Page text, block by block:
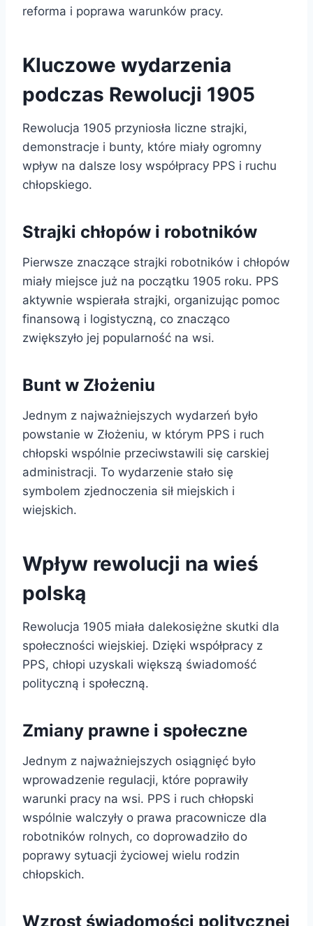
reforma i poprawa warunków pracy.
Kluczowe wydarzenia
podczas Rewolucji 1905
Rewolucja 1905 przyniosła liczne strajki,
demonstracje i bunty, które miały ogromny
wpływ na dalsze losy współpracy PPS i ruchu
chłopskiego.
Strajki chłopów i robotników
Pierwsze znaczące strajki robotników i chłopów
miały miejsce już na początku 1905 roku. PPS
aktywnie wspierała strajki, organizując pomoc
finansową i logistyczną, co znacząco
zwiększyło jej popularność na wsi.
Bunt w Złożeniu
Jednym z najważniejszych wydarzeń było
powstanie w Złożeniu, w którym PPS i ruch
chłopski wspólnie przeciwstawili się carskiej
administracji. To wydarzenie stało się
symbolem zjednoczenia sił miejskich i
wiejskich.
Wpływ rewolucji na wieś
polską
Rewolucja 1905 miała dalekosiężne skutki dla
społeczności wiejskiej. Dzięki współpracy z
PPS, chłopi uzyskali większą świadomość
polityczną i społeczną.
Zmiany prawne i społeczne
Jednym z najważniejszych osiągnięć było
wprowadzenie regulacji, które poprawiły
warunki pracy na wsi. PPS i ruch chłopski
wspólnie walczyły o prawa pracownicze dla
robotników rolnych, co doprowadziło do
poprawy sytuacji życiowej wielu rodzin
chłopskich.
Wzrost świadomości politycznej